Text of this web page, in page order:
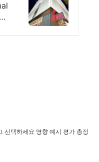
선택하세요 영향 예시 평가 총정